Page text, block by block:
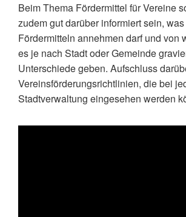
Beim Thema Fördermittel für Vereine
zudem gut darüber informiert sein,
Fördermitteln annehmen darf und von
es je nach Stadt oder Gemeinde
Unterschiede geben. Aufschluss
Vereinsförderungsrichtlinien, die bei
Stadtverwaltung eingesehen werden